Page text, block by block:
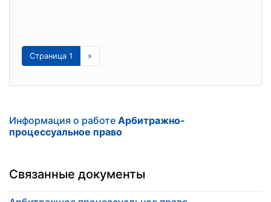
Страница 1 »
Информация о работе Арбитражно-
процессуальное право
Связанные документы